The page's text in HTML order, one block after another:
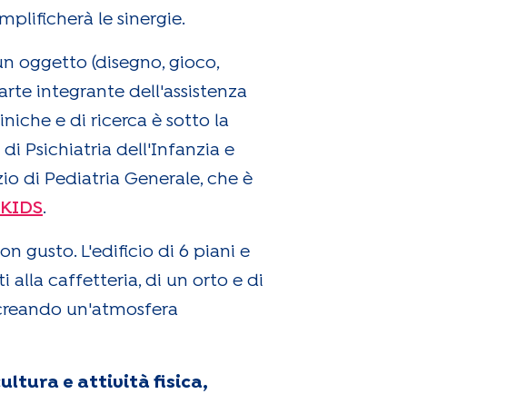
le sinergie.
oggetto (disegno, gioco,
integrante dell'assistenza
e di ricerca è sotto la
di Psichiatria dell'Infanzia e
di Pediatria Generale, che è
.
gusto. L'edificio di 6 piani e
alla caffetteria, di un orto e di
un'atmosfera
e attività fisica,